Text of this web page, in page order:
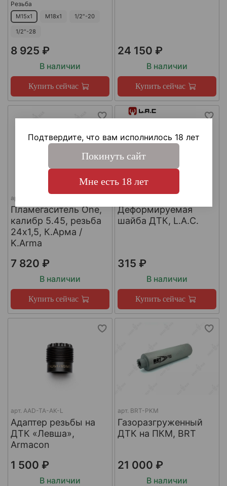
Резьба
М15х1 М18х1 1/2"-20
1/2"-28
8 925 ₽
В наличии
Купить сейчас
24 150 ₽
В наличии
Купить сейчас
арт.
Пламегаситель One,
калибр 5.45, резьба
24х1,5, К.Арма /
K.Arma
7 820 ₽
В наличии
Купить сейчас
Деформируемая
шайба ДТК, L.A.C.
315 ₽
В наличии
Купить сейчас
арт. AAD-TA-AK-L
Адаптер резьбы на
ДТК «Левша»,
Armacon
1 500 ₽
В наличии
арт. BRT-PKM
Газоразгруженный
ДТК на ПКМ, BRT
21 000 ₽
В наличии
Подтвердите, что вам исполнилось 18 лет
Покинуть сайт
Мне есть 18 лет